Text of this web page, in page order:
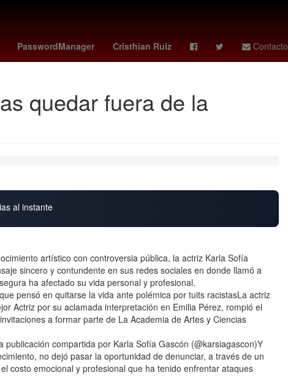
PasswordManager Cristhian Ruiz Contacto
post créditos superman kate beckinsale jump blackpink
quedar fuera de la
al instante
artístico con controversia pública, la actriz Karla Sofía
sincero y contundente en sus redes sociales en donde llamó a
ha afectado su vida personal y profesional.
pensó en quitarse la vida ante polémica por tuits racistasLa actriz
Actriz por su aclamada interpretación en Emilia Pérez, rompió el
a formar parte de La Academia de Artes y Ciencias
compartida por Karla Sofía Gascón (@karsiagascon)Y
no dejó pasar la oportunidad de denunciar, a través de un
costo emocional y profesional que ha tenido enfrentar ataques